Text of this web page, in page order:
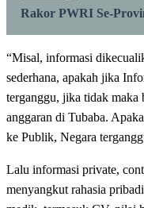
Rakor PWRI Se-
“Misal, informasi
sederhana, apakah jika
terganggu, jika tidak maka
anggaran di Tubaba.
ke Publik, Negara
Lalu informasi private,
menyangkut rahasia